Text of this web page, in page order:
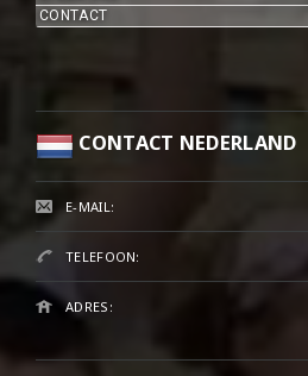
CONTACT
CONTACT NEDERLAND
E-MAIL:
TELEFOON:
ADRES: